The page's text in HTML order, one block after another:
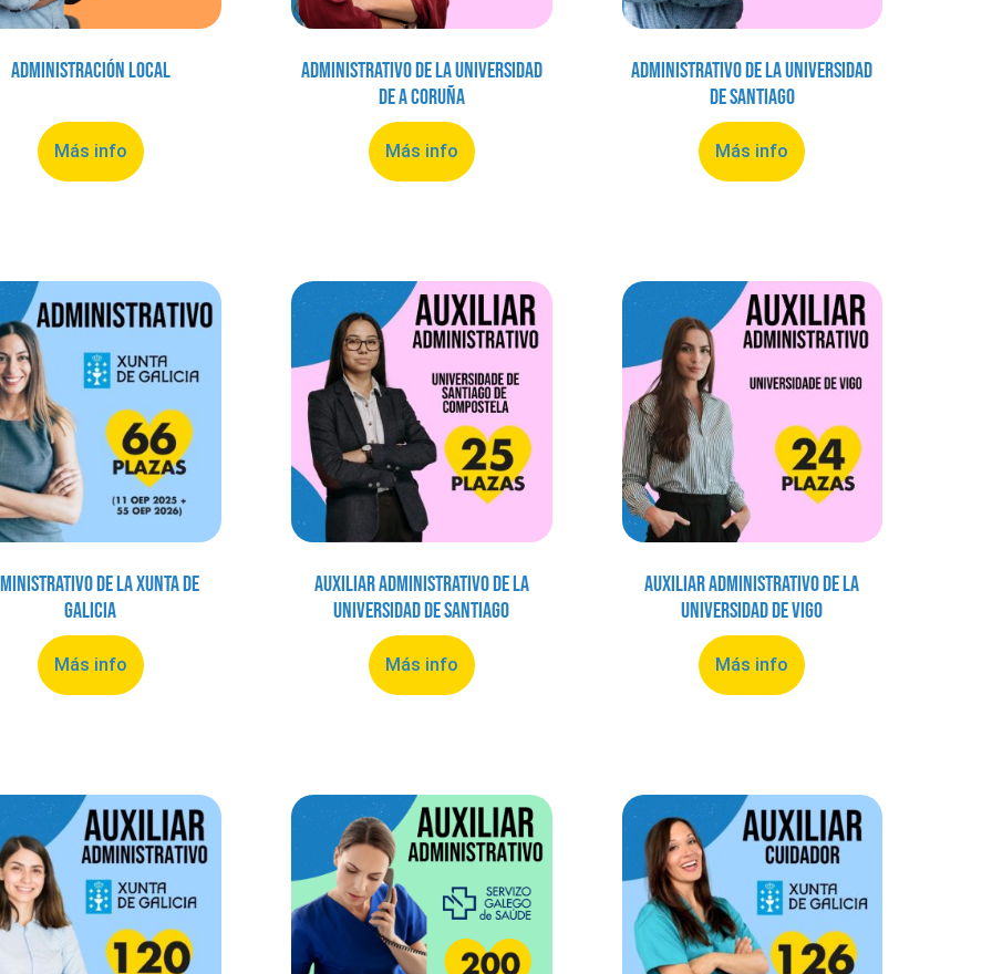
Administración local
Más info
Administrativo de la Universidad
de A Coruña
Más info
Administrativo de la Universidad
de Santiago
Más info
de la Xunta de
Galicia
Más info
Auxiliar Administrativo de la
Universidad de Santiago
Más info
Auxiliar Administrativo de la
Universidad de Vigo
Más info